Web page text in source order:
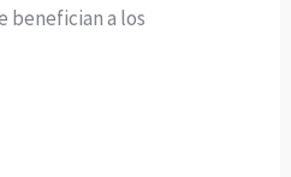
benefician a los